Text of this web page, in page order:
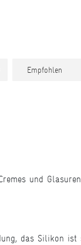
und Glasuren
das Silikon ist